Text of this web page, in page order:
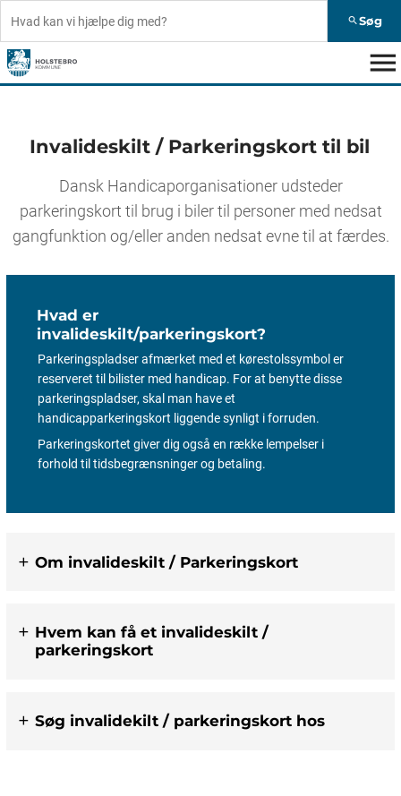
search Søg
menu
Invalideskilt / Parkeringskort til bil
Dansk Handicaporganisationer udsteder
parkeringskort til brug i biler til personer med nedsat
gangfunktion og/eller anden nedsat evne til at færdes.
Hvad er
invalideskilt/parkeringskort?
Parkeringspladser afmærket med et kørestolssymbol er
reserveret til bilister med handicap. For at benytte disse
parkeringspladser, skal man have et
handicapparkeringskort liggende synligt i forruden.
Parkeringskortet giver dig også en række lempelser i
forhold til tidsbegrænsninger og betaling.
Om invalideskilt / Parkeringskort
Hvem kan få et invalideskilt /
parkeringskort
Søg invalidekilt / parkeringskort hos